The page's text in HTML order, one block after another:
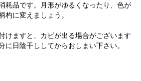
耗品です。月形がゆるくなったり、色が
杓に変えましょう。
けますと、カビが出る場合がございます
に日陰干ししてからおしまい下さい。